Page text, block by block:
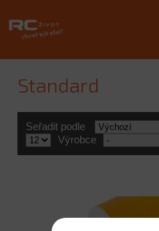
Standard
Seřadit podle
Výrobce